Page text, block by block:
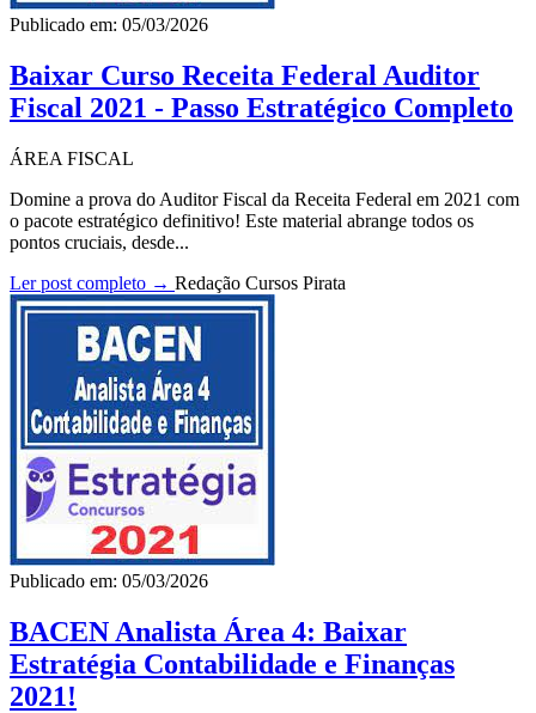
Publicado em: 05/03/2026
Baixar Curso Receita Federal Auditor
Fiscal 2021 - Passo Estratégico Completo
ÁREA FISCAL
Domine a prova do Auditor Fiscal da Receita Federal em 2021 com
o pacote estratégico definitivo! Este material abrange todos os
pontos cruciais, desde...
Ler post completo → Redação Cursos Pirata
Publicado em: 05/03/2026
BACEN Analista Área 4: Baixar
Estratégia Contabilidade e Finanças
2021!